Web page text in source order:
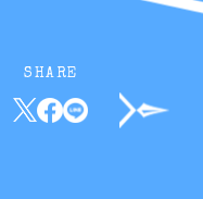
SHARE